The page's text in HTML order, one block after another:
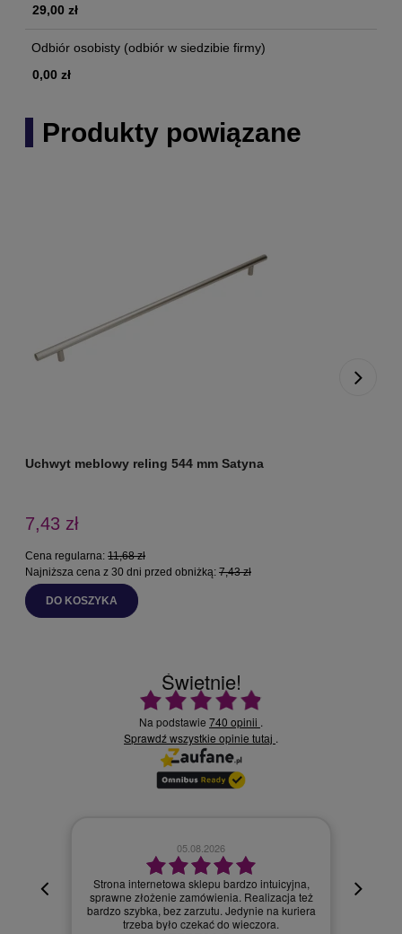
29,00 zł
Odbiór osobisty (odbiór w siedzibie firmy)
0,00 zł
Produkty powiązane
Uchwyt meblowy reling 544 mm Satyna
7,43 zł
Cena regularna: 11,68 zł
Najniższa cena z 30 dni przed obniżką: 7,43 zł
DO KOSZYKA
Świetnie!
Ocena średnia 4.9 na 5
Na podstawie 740 opinii .
Sprawdź wszystkie opinie tutaj .
02.08.2026
Szybka dostawa.
Szymon R.